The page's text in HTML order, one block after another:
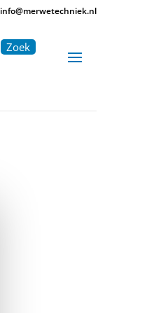
info@merwetechniek.nl
Zoek